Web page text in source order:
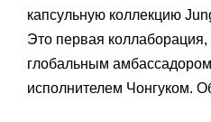
капсульную коллекцию
Это первая
глобальным
исполнителем Чонгуком.